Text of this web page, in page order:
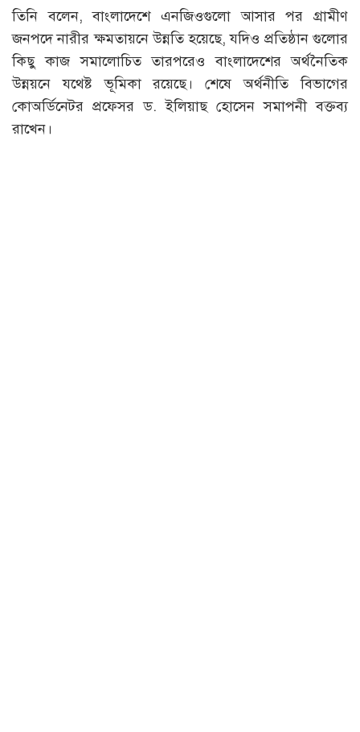
তিনি বলেন, বাংলাদেশে এনজিওগুলো আসার পর গ্রামীণ
জনপদে নারীর ক্ষমতায়নে উন্নতি হয়েছে, যদিও প্রতিষ্ঠান গুলোর
কিছু কাজ সমালোচিত তারপরেও বাংলাদেশের অর্থনৈতিক
উন্নয়নে যথেষ্ট ভূমিকা রয়েছে। শেষে অর্থনীতি বিভাগের
কোঅর্ডিনেটর প্রফেসর ড. ইলিয়াছ হোসেন সমাপনী বক্তব্য
রাখেন।